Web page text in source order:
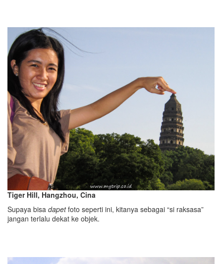
Tiger Hill, Hangzhou, Cina
Supaya bisa dapetfoto seperti ini, kitanya sebagai “si raksasa”
jangan terlalu dekat ke objek.